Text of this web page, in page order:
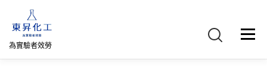
為實驗者效勞
選單